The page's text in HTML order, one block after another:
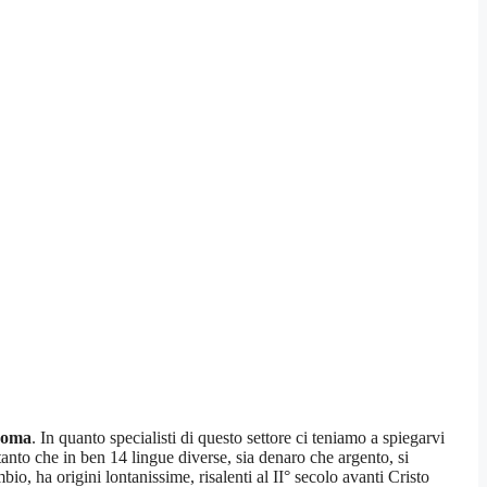
. In quanto specialisti di questo settore ci teniamo a spiegarvi
che in ben 14 lingue diverse, sia denaro che argento, si
ha origini lontanissime, risalenti al II° secolo avanti Cristo